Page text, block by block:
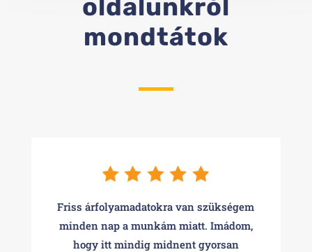
oldalunkról
mondtátok
Friss árfolyamadatokra van szükségem
minden nap a munkám miatt. Imádom,
hogy itt mindig midnent gyorsan